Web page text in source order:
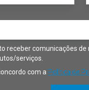
receber comunicações
serviços.
com a Política de